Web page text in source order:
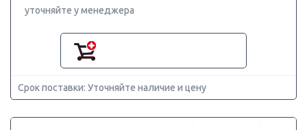
уточняйте у менеджера
Срок поставки: Уточняйте наличие и цену